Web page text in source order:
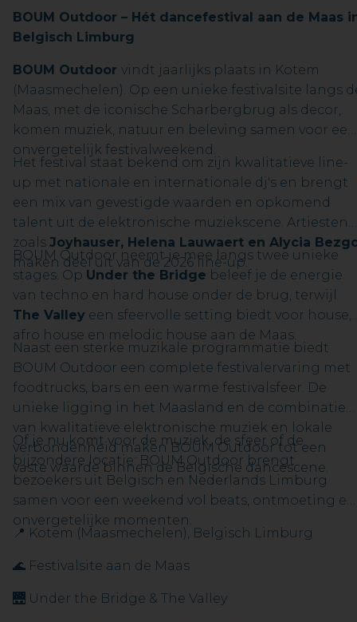
BOUM Outdoor – Hét dancefestival aan de Maas
Belgisch Limburg
BOUM Outdoor vindt jaarlijks plaats in Kotem
(Maasmechelen). Op een unieke festivalsite langs
Maas, met de iconische Scharbergbrug als decor,
komen muziek, natuur en beleving samen voor een
onvergetelijk festivalweekend.
Het festival staat bekend om zijn kwalitatieve line-
up met nationale en internationale dj's en brengt
een mix van gevestigde waarden en opkomend
talent uit de elektronische muziekscene. Artiesten
zoals Joyhauser, Helena Lauwaert en Alycia
maken deel uit van de 2026 line-up.
BOUM Outdoor neemt je mee langs twee unieke
stages. Op Under the Bridge beleef je de energie
van techno en hard house onder de brug, terwijl
The Valley een sfeervolle setting biedt voor house,
afro house en melodic house aan de Maas.
Naast een sterke muzikale programmatie biedt
BOUM Outdoor een complete festivalervaring met
foodtrucks, bars en een warme festivalsfeer. De
unieke ligging in het Maasland en de combinatie
van kwalitatieve elektronische muziek en lokale
verbondenheid maken BOUM Outdoor tot een
vaste waarde binnen de Belgische dancescene.
Of je nu komt voor de muziek, de sfeer of de
bijzondere locatie: BOUM Outdoor brengt
bezoekers uit Belgisch en Nederlands Limburg
samen voor een weekend vol beats, ontmoeting en
onvergetelijke momenten.
📍 Kotem (Maasmechelen), Belgisch Limburg
🌊 Festivalsite aan de Maas
🌉 Under the Bridge & The Valley